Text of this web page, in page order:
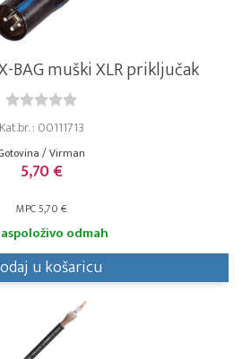
BAG muški XLR priključak
Kat.br. : 00111713
/ Virman
5,70 €
MPC 5,70 €
odmah
u košaricu